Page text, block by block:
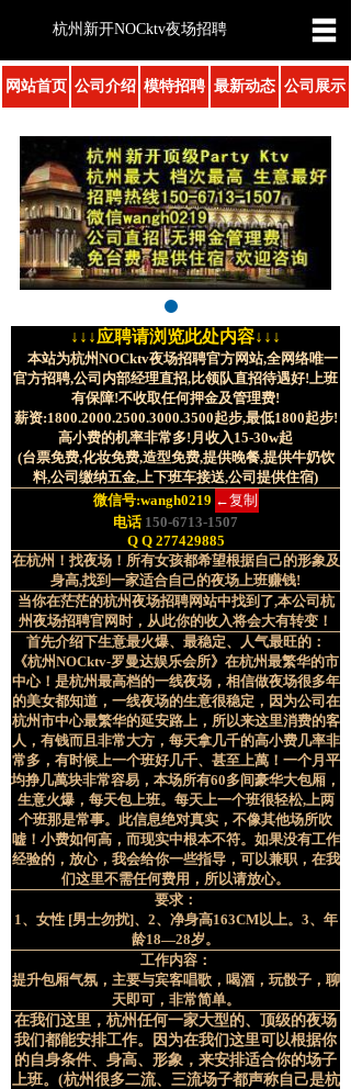
杭州新开NOCktv夜场招聘
网站首页 公司介绍 模特招聘 最新动态 公司展示
↓↓↓应聘请浏览此处内容↓↓↓
本站为杭州NOCktv夜场招聘官方网站,全网络唯一
官方招聘,公司内部经理直招,比领队直招待遇好!上班
有保障!不收取任何押金及管理费!
薪资:1800.2000.2500.3000.3500起步,最低1800起步!
高小费的机率非常多!月收入15-30w起
(台票免费,化妆免费,造型免费,提供晚餐,提供牛奶饮
料,公司缴纳五金,上下班车接送,公司提供住宿)
微信号:wangh0219 ←复制
电话 150-6713-1507
Q Q 277429885
在杭州！找夜场！所有女孩都希望根据自己的形象及
身高,找到一家适合自己的夜场上班赚钱!
当你在茫茫的杭州夜场招聘网站中找到了,本公司 杭
州夜场招聘官网时，从此你的收入将会大有转变！
首先介绍下生意最火爆、最稳定、人气最旺的：
《杭州NOCktv-罗曼达娱乐会所》在杭州最繁华的市
中心！是杭州最高档的一线夜场，相信做夜场很多年
的美女都知道，一线夜场的生意很稳定，因为公司在
杭州市中心最繁华的延安路上，所以来这里消费的客
人，有钱而且非常大方，每天拿几千的高小费几率非
常多，有时候上一个班好几千、甚至上萬！一个月平
均挣几萬块非常容易，本场所有60多间豪华大包厢，
生意火爆，每天包上班。每天上一个班很轻松,上两
个班那是常事。此信息绝对真实，不像其他场所吹
嘘！小费如何高，而现实中根本不符。如果没有工作
经验的，放心，我会给你一些指导，可以兼职，在我
们这里不需任何费用，所以请放心。
要求：
1、女性 [男士勿扰]、 2、净身高163CM以上。 3、年
龄18—28岁。
工作内容：
提升包厢气氛，主要与宾客唱歌，喝酒，玩骰子，聊
天即可，非常简单。
在我们这里，杭州任何一家大型的、顶级的夜场
我们都能安排工作。因为在我们这里可以根据你
的自身条件、身高、形象，来安排适合你的场子
上班。(杭州很多二流、三流场子都声称自己是杭